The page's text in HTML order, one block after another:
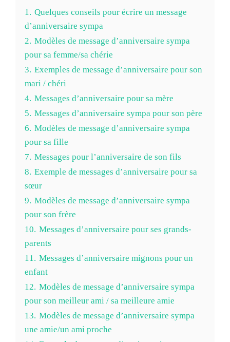
1. Quelques conseils pour écrire un message
d’anniversaire sympa
2. Modèles de message d’anniversaire sympa
pour sa femme/sa chérie
3. Exemples de message d’anniversaire pour son
mari / chéri
4. Messages d’anniversaire pour sa mère
5. Messages d’anniversaire sympa pour son père
6. Modèles de message d’anniversaire sympa
pour sa fille
7. Messages pour l’anniversaire de son fils
8. Exemple de messages d’anniversaire pour sa
sœur
9. Modèles de message d’anniversaire sympa
pour son frère
10. Messages d’anniversaire pour ses grands-
parents
11. Messages d’anniversaire mignons pour un
enfant
12. Modèles de message d’anniversaire sympa
pour son meilleur ami / sa meilleure amie
13. Modèles de message d’anniversaire sympa
une amie/un ami proche